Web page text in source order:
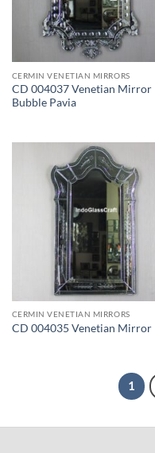
CERMIN VENETIAN MIRRORS
CD 004037 Venetian Mirror
Bubble Pavia
CERMIN VENETIAN MIRRORS
CD 004035 Venetian Mirror
1